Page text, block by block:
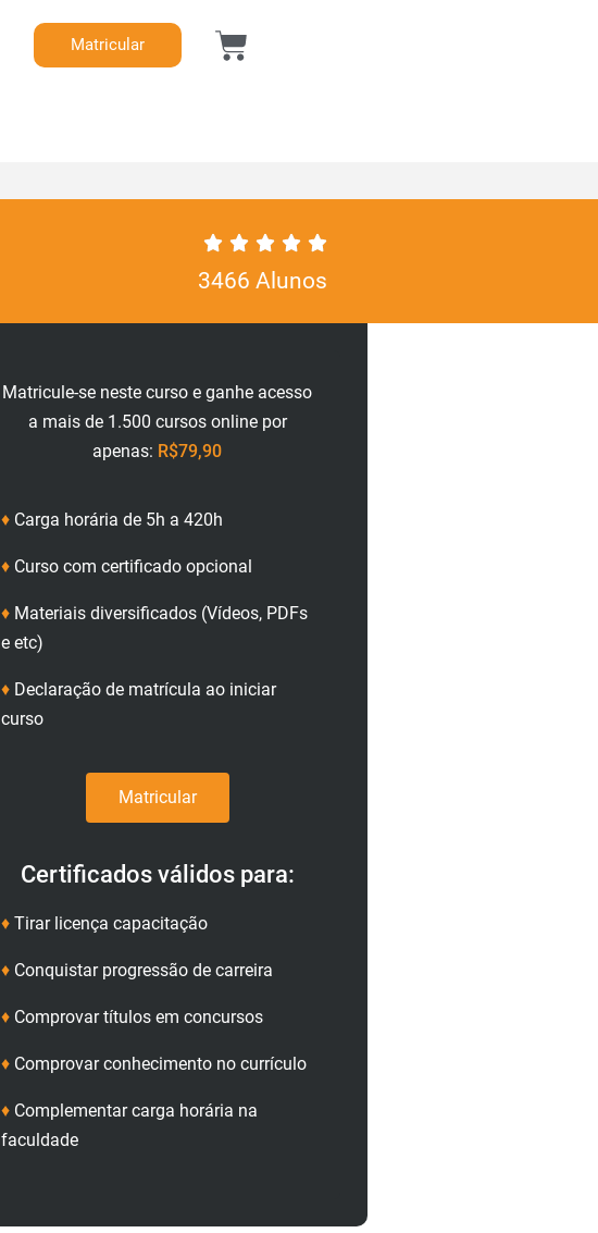
Matricular
3466 Alunos
Matricule-se neste curso e ganhe acesso
a mais de 1.500 cursos online por
apenas: R$79,90
♦ Carga horária de 5h a 420h
♦ Curso com certificado opcional
♦ Materiais diversificados (Vídeos, PDFs
e etc)
♦ Declaração de matrícula ao iniciar
curso
Matricular
Certificados válidos para:
♦ Tirar licença capacitação
♦ Conquistar progressão de carreira
♦ Comprovar títulos em concursos
♦ Comprovar conhecimento no currículo
♦ Complementar carga horária na
faculdade